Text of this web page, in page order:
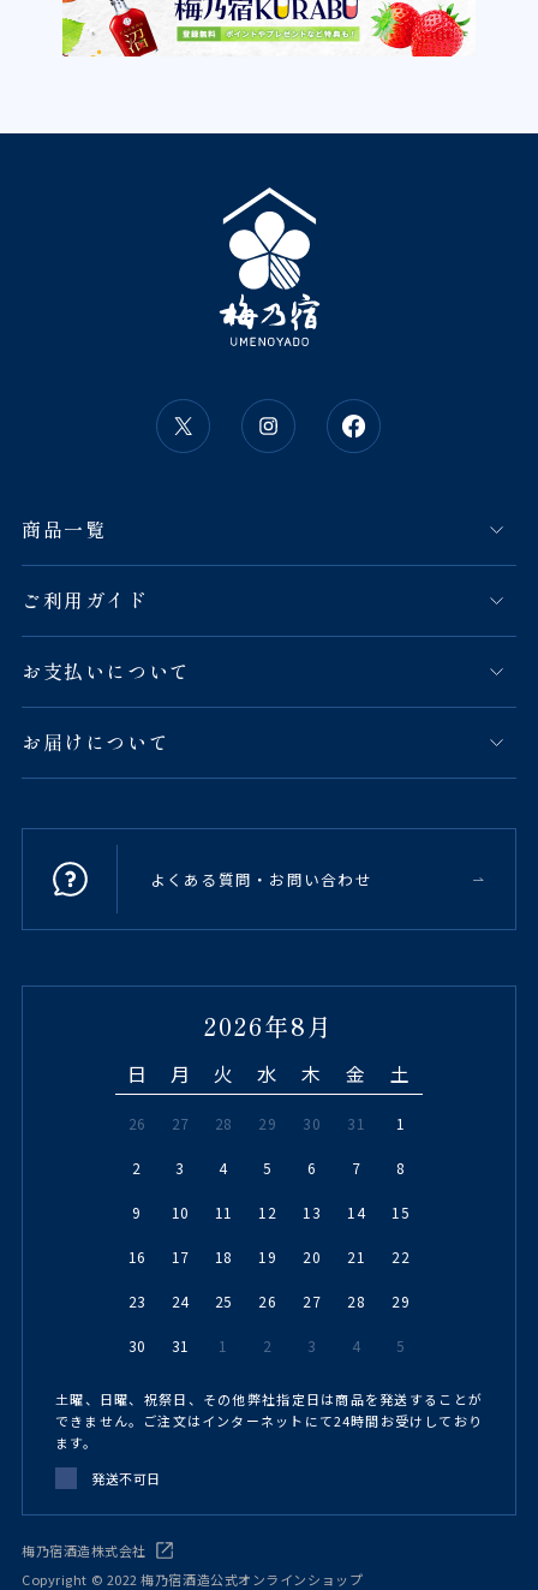
商品一覧
ご利用ガイド
お支払いについて
お届けについて
よくある質問・お問い合わせ
2026年8月
日 月 火 水 木 金 土
26 27 28 29 30 31 1
2 3 4 5 6 7 8
9 10 11 12 13 14 15
16 17 18 19 20 21 22
23 24 25 26 27 28 29
30 31 1 2 3 4 5
土曜、日曜、祝祭日、その他弊社指定日は商品を発送することが
できません。ご注文はインターネットにて24時間お受けしており
ます。
発送不可日
梅乃宿酒造株式会社
Copyright © 2022 梅乃宿酒造公式オンラインショップ